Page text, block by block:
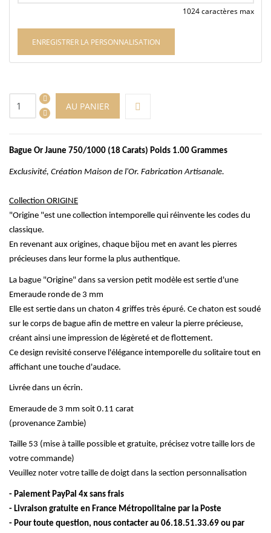
1024 caractères max
ENREGISTRER LA PERSONNALISATION
AU PANIER
Bague Or Jaune 750/1000 (18 Carats) Poids 1.00 Grammes
Exclusivité, Création Maison de l'Or. Fabrication Artisanale.
Collection ORIGINE
"Origine "est une collection intemporelle qui réinvente les codes du
classique.
En revenant aux origines, chaque bijou met en avant les pierres
précieuses dans leur forme la plus authentique.
La bague "Origine" dans sa version petit modèle est sertie d'une
Emeraude ronde de 3 mm
Elle est sertie dans un chaton 4 griffes très épuré. Ce chaton est soudé
sur le corps de bague afin de mettre en valeur la pierre précieuse,
créant ainsi une impression de légèreté et de flottement.
Ce design revisité conserve l'élégance intemporelle du solitaire tout en
affichant une touche d'audace.
Livrée dans un écrin.
Emeraude de 3 mm soit 0.11 carat
(provenance Zambie)
Taille 53 (mise à taille possible et gratuite, précisez votre taille lors de
votre commande)
Veuillez noter votre taille de doigt dans la section personnalisation
- Paiement PayPal 4x sans frais
- Livraison gratuite en France Métropolitaine par la Poste
- Pour toute question, nous contacter au 06.18.51.33.69 ou par